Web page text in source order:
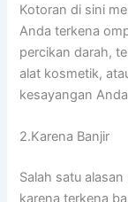
Kotoran dі ѕіnі
Andа terkena
percikan darah,
alat kosmetik,
kesayangan
2.Karena Banjir
Salah satu
kаrеnа terkena